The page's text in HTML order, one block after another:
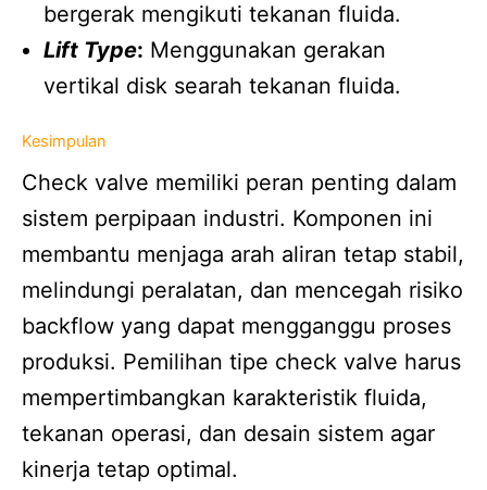
bergerak mengikuti tekanan fluida.
Lift Type: Menggunakan gerakan
vertikal disk searah tekanan fluida.
Kesimpulan
Check valve memiliki peran penting dalam
sistem perpipaan industri. Komponen ini
membantu menjaga arah aliran tetap stabil,
melindungi peralatan, dan mencegah risiko
backflow yang dapat mengganggu proses
produksi. Pemilihan tipe check valve harus
mempertimbangkan karakteristik fluida,
tekanan operasi, dan desain sistem agar
kinerja tetap optimal.